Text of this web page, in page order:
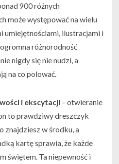
900 różnych
może występować na wielu
umiejętnościami, ilustracjami i
różnorodność
nigdy się nie nudzi, a
na co polować.
i ekscytacji – otwieranie
to prawdziwy dreszczyk
znajdziesz w środku, a
kartę sprawia, że każde
świętem. Ta niepewność i